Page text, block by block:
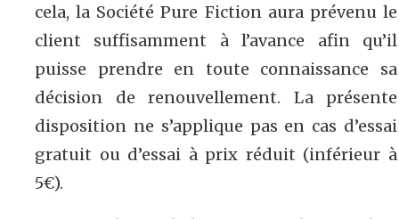
cela, la Société Pure Fiction aura prévenu le
client suffisamment à l’avance afin qu’il
puisse prendre en toute connaissance sa
décision de renouvellement. La présente
disposition ne s’applique pas en cas d’essai
gratuit ou d’essai à prix réduit (inférieur à
5€).